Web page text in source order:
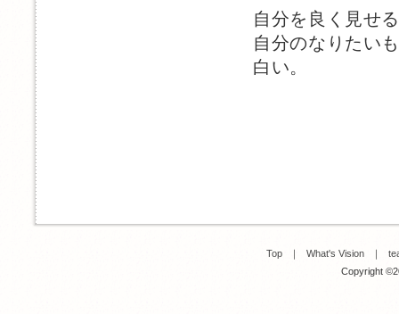
自分を良く見せ
自分のなりたい
白い。
Top What's Vision
Copyright